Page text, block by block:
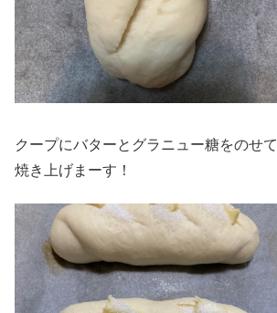
クープにバターとグラニュー糖をのせて
焼き上げまーす！